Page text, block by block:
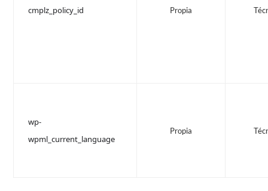
cmplz_policy_id Propia
wp-
wpml_current_language
Propia